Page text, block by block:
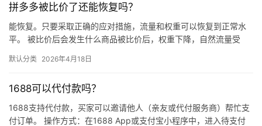
拼多多被比价了还能恢复吗？
能恢复。只要采取正确的应对措施，流量和权重可以恢复到正常水
平。 被比价后会发生什么商品被比价后，权重下降，自然流量受
网价格…
默认分类 2026年4月18日
1688可以代付款吗？
1688支持代付款，买家可以邀请他人（亲友或代付服务商）帮忙支
付订单。 操作方式：在1688 App或支付宝小程序中，进入待支付